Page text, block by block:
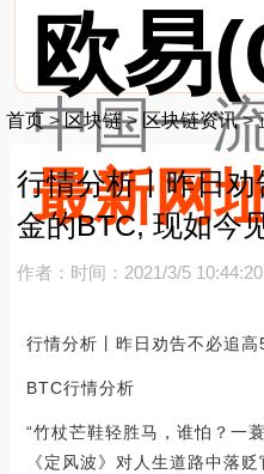
欧易
中国一
最新网
首页>区块链> 区块链资讯>
行情分析丨昨日
金的BTC, 现如今
作者： 时间：2021/3/5 10:44:20
行情分析丨昨日劝告不必追
BTC行情分析
“竹杖芒鞋轻胜马，谁怕？一
《定风波》对人生道路中落